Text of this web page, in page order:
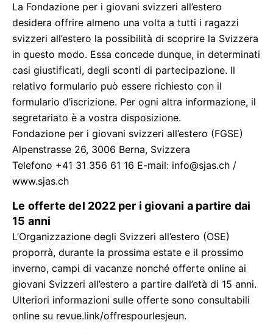
La Fondazione per i giovani svizzeri all’estero
desidera offrire almeno una volta a tutti i ragazzi
svizzeri all’estero la possibilità di scoprire la Svizzera
in questo modo. Essa concede dunque, in determinati
casi giustificati, degli sconti di partecipazione. Il
relativo formulario può essere richiesto con il
formulario d’iscrizione. Per ogni altra informazione, il
segretariato è a vostra disposizione.
Fondazione per i giovani svizzeri all’estero (FGSE)
Alpenstrasse 26, 3006 Berna, Svizzera
Telefono +41 31 356 61 16 E-mail: info@sjas.ch /
www.sjas.ch
Le offerte del 2022 per i giovani a partire dai
15 anni
L’Organizzazione degli Svizzeri all’estero (OSE)
proporrà, durante la prossima estate e il prossimo
inverno, campi di vacanze nonché offerte online ai
giovani Svizzeri all’estero a partire dall’età di 15 anni.
Ulteriori informazioni sulle offerte sono consultabili
online su revue.link/offrespourlesjeun.